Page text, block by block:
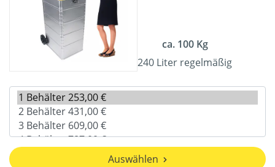
ca. 100 Kg
240 Liter regelmäßig
Auswählen